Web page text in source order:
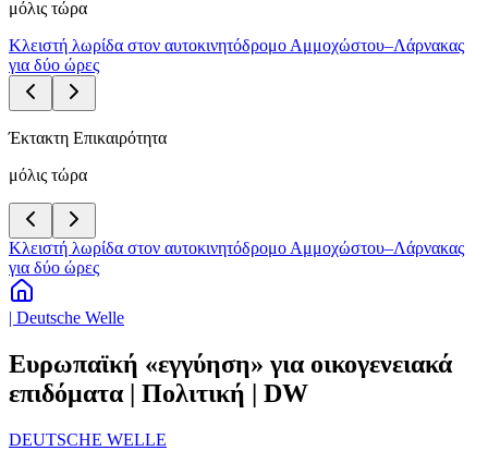
μόλις τώρα
Κλειστή λωρίδα στον αυτοκινητόδρομο Αμμοχώστου–Λάρνακας
για δύο ώρες
Έκτακτη Επικαιρότητα
μόλις τώρα
Κλειστή λωρίδα στον αυτοκινητόδρομο Αμμοχώστου–Λάρνακας
για δύο ώρες
| Deutsche Welle
Ευρωπαϊκή «εγγύηση» για οικογενειακά
επιδόματα | Πολιτική | DW
DEUTSCHE WELLE